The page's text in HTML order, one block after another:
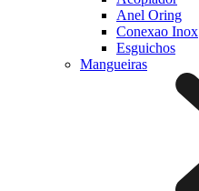
Anel Oring
Conexao Inox
Esguichos
Mangueiras